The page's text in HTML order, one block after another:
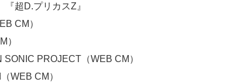
超D.プリカスZ』
CM）
）
PROJECT（WEB CM）
WEB CM）